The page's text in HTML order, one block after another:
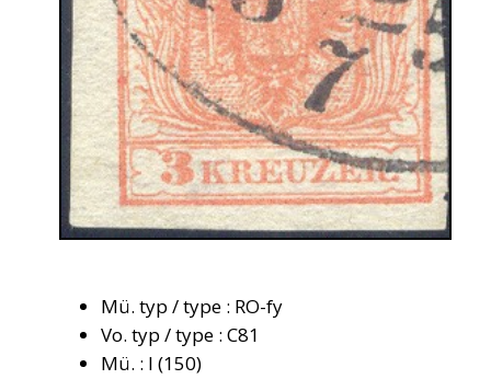
Mü. typ / type : RO-fy
Vo. typ / type : C81
Mü. : I (150)